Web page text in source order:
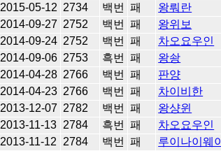
2015-05-12 2734 백번 패 왕뤄란
2014-09-27 2752 백번 패 왕위보
2014-09-24 2752 백번 패 차오요우인
2014-09-06 2753 흑번 패 왕솽
2014-04-28 2766 백번 패 판양
2014-04-23 2766 백번 패 차이비한
2013-12-07 2782 백번 패 왕샹윈
2013-11-13 2784 흑번 패 차오요우인
2013-11-12
2784 백번 패 루이나이웨이